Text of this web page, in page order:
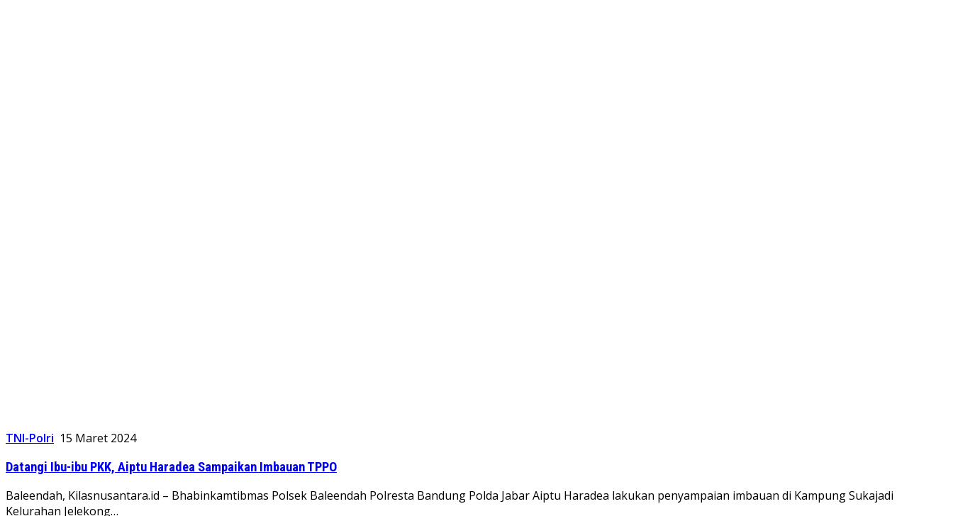
TNI-Polri 15 Maret 2024
Datangi Ibu-ibu PKK, Aiptu Haradea Sampaikan Imbauan TPPO
Baleendah, Kilasnusantara.id – Bhabinkamtibmas Polsek Baleendah Polresta Bandung Polda Jabar Aiptu Haradea lakukan penyampaian imbauan di Kampung Sukajadi
Kelurahan Jelekong…